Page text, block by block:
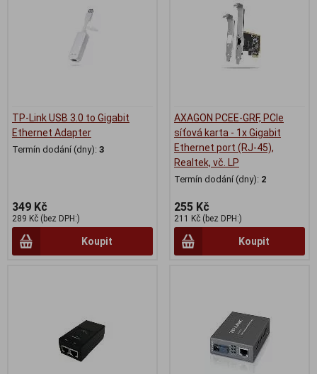
TP-Link USB 3.0 to Gigabit
Ethernet Adapter
Termín dodání (dny): 3
349 Kč
289 Kč (bez DPH:)
Koupit
AXAGON PCEE-GRF, PCIe
síťová karta - 1x Gigabit
Ethernet port (RJ-45),
Realtek, vč. LP
Termín dodání (dny): 2
255 Kč
211 Kč (bez DPH:)
Koupit